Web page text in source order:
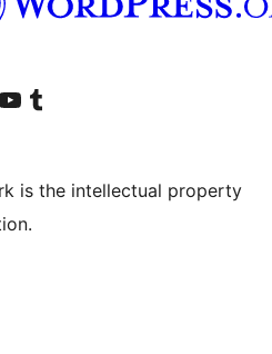
हमारे यूट्यूब चैनल पर जाएंहमारे Tumblr खाते पर जाएँ
is the intellectual property